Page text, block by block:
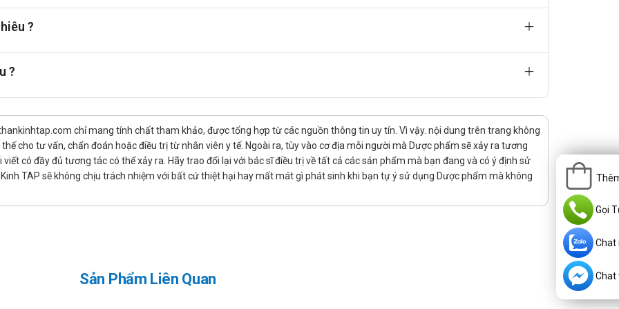
từ 800 – 1200 mg/ngày.
trẻ em từ 12 đến 15 tuổi và 1200 mg cho người bệnh trên 15 tuổi.
và cứ sau một tuần lại tăng thêm 100 mg.
quả, thường là: 400 – 800 mg/ngày. Liều dùng không được quá 1.000 mg/ngày.
200mg cho trẻ em dưới 6 tuổi
kinh trung ương
mg, hai lần/ngày, cứ cách 3 ngày lại tăng một lần cho tới liều tối đa là 400 mg, hai lần/ngày.
buồn ngủ. Có thể dùng liều 400 mg, hai lần/ngày. Khi đã giảm đau được một số tuần, thì giảm dần liều.
?
?
chỉ mang tính chất tham khảo, được tổng hợp từ các nguồn thông tin uy tín. Vì vậy. nội dung trên trang không
cho tư vấn, chẩn đoán hoặc điều trị từ nhân viên y tế. Ngoài ra, tùy vào cơ địa mỗi người mà Dược phẩm sẽ xảy ra tương
có đầy đủ tương tác có thể xảy ra. Hãy trao đổi lại với bác sĩ điều trị về tất cả các sản phẩm mà bạn đang và có ý định sử
TAP sẽ không chịu trách nhiệm với bất cứ thiệt hại hay mất mát gì phát sinh khi bạn tự ý sử dụng Dược phẩm mà không
Sản Phẩm Liên Quan
Gọi
Chat
Chat